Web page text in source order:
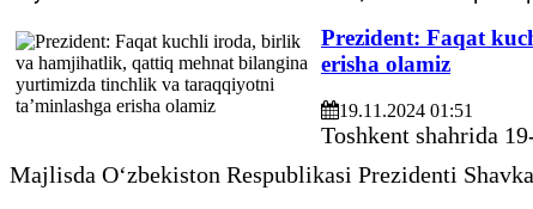
Prezident: Faqat
erisha olamiz
19.11.2024 01:51
Toshkent shahrida
Majlisda O‘zbekiston Respublikasi Prezidenti